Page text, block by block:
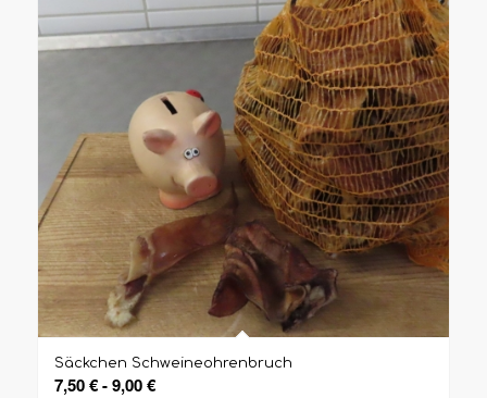
Säckchen Schweineohrenbruch
7,50€-9,00€